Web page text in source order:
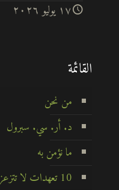
۱۷ يوليو ۲۰۲٦
القائمة
من نحن
د. أر. سي. سبرول
ما نؤمن به
10 تعهدات لا تتزعزع